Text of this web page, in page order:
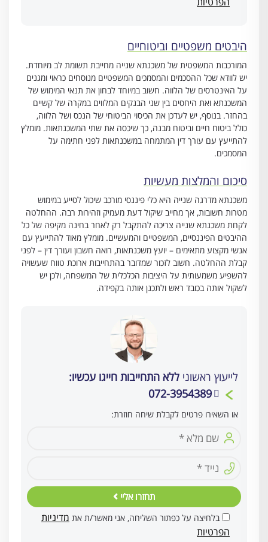
היבטים משפטיים וביטוחיים
המורכבות המשפטית של משכנתא שנייה מחייבת תשומת לב מיוחדת.
יש לוודא שכל ההסכמים והמסמכים המשפטיים מנוסחים כראוי ומגנים
על האינטרסים של הלווה. חשוב במיוחד לבחון את תנאי המימוש של
המשכנתא ואת היחסים בין שני הבנקים המלווים במקרה של קשיים
בהחזר. בנוסף, יש לעדכן את הכיסוי הביטוחי של הנכס ושל הלווה,
כולל ביטוח חיים וביטוח מבנה, כך שיכסה את שתי המשכנתאות. מומלץ
להתייעץ עם עורך דין המתמחה במשכנתאות לפני חתימה על
המסמכים.
סיכום והמלצות מעשיות
משכנתא מדרגה שנייה היא כלי פיננסי מורכב שיכול לסייע במימוש
מטרות חשובות, אך מחייב שיקול דעת מעמיק וזהירות רבה. ההחלטה
לקחת משכנתא שנייה צריכה להתקבל רק לאחר בחינה מקיפה של כל
ההיבטים הפיננסיים, המשפטיים והמעשיים. מומלץ מאוד להתייעץ עם
אנשי מקצוע מתאימים – יועץ משכנתאות, רואה חשבון ועורך דין – לפני
קבלת ההחלטה. חשוב לזכור שמדובר בהתחייבות ארוכת טווח שעשויה
להשפיע משמעותית על היציבות הכלכלית של המשפחה, ולכן יש
לשקול אותה בכובד ראש ולתכנן אותה בקפידה.
לייעוץ ראשוני ללא התחייבות חייגו עכשיו:
072-3954389
או השאירו פרטים לקבלת שיחה חוזרת:
תחזרו אליי
בלחיצה על כפתור השליחה, אני מאשר/ת את מדיניות
הפרטיות